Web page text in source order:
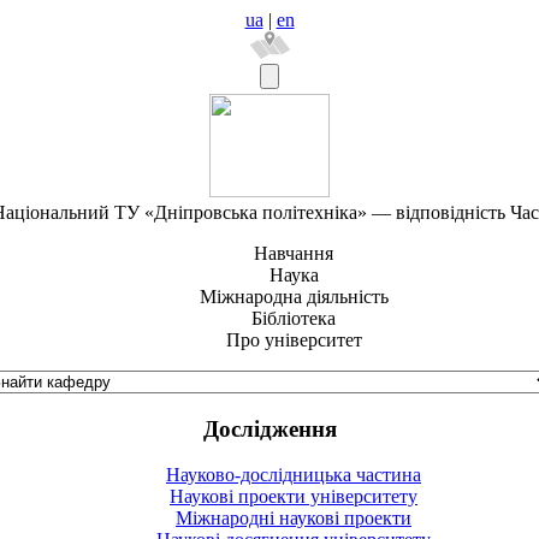
ua | en
ТУ «Дніпровська політехніка» — відповідність
Навчання
Наука
Міжнародна діяльність
Бібліотека
Про університет
Дослідження
Науково-дослідницька частина
Наукові проекти університету
Міжнародні наукові проекти